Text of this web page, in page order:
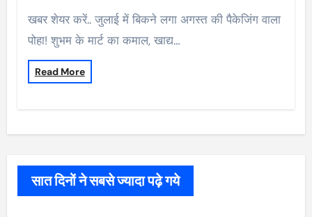
खबर शेयर करें.. जुलाई में बिकने लगा अगस्त की पैकेजिंग वाला
पोहा! शुभम के मार्ट का कमाल, खाद्य…
Read More
सात दिनों ने सबसे ज्यादा पढ़े गये